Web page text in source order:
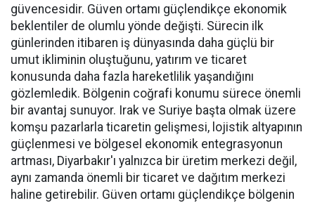
güvencesidir. Güven ortamı güçlendikçe ekonomik
beklentiler de olumlu yönde değişti. Sürecin ilk
günlerinden itibaren iş dünyasında daha güçlü bir
umut ikliminin oluştuğunu, yatırım ve ticaret
konusunda daha fazla hareketlilik yaşandığını
gözlemledik. Bölgenin coğrafi konumu sürece önemli
bir avantaj sunuyor. Irak ve Suriye başta olmak üzere
komşu pazarlarla ticaretin gelişmesi, lojistik altyapının
güçlenmesi ve bölgesel ekonomik entegrasyonun
artması, Diyarbakır'ı yalnızca bir üretim merkezi değil,
aynı zamanda önemli bir ticaret ve dağıtım merkezi
haline getirebilir. Güven ortamı güçlendikçe bölgenin